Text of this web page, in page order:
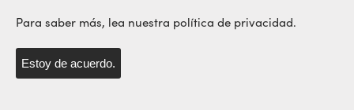
en 2021, 40 en
Para saber más, lea nuestra política de privacidad.
Estoy de acuerdo.